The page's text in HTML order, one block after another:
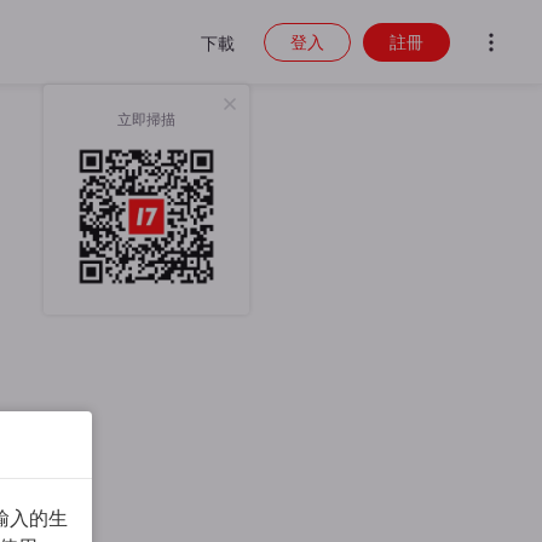
下載
立即掃描
登入 註冊
入的生